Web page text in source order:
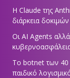
Η Claude της
διάρκεια
Οι AI Agents
Το botnet των 40
παιδικό